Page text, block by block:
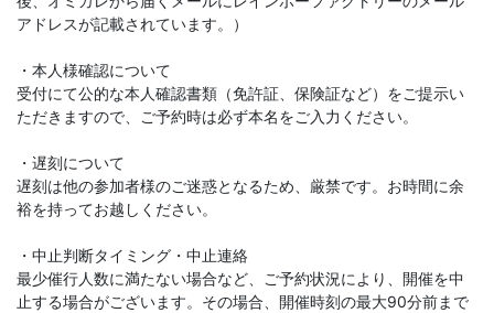
アドレスが記載されています。）
・本人様確認について
受付にて公的な本人確認書類（免許証、保険証など）をご提示い
ただきますので、ご予約時は必ず本名をご入力ください。
・遅刻について
遅刻は他の参加者様のご迷惑となるため、厳禁です。お時間に余
裕を持ってお越しください。
・中止判断タイミング・中止連絡
最少催行人数に満たない場合など、ご予約状況により、開催を中
止する場合がございます。その場合、開催時刻の最大90分前まで